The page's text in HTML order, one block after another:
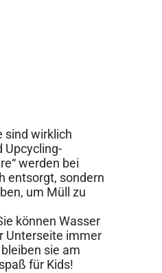
sind wirklich
Upcycling-
werden bei
entsorgt, sondern
um Müll zu
können Wasser
Unterseite immer
sie am
für Kids!